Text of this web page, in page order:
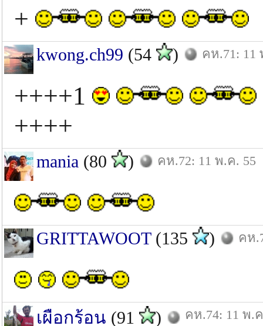
+
kwong.ch99 (54 ) คห.71: 11
++++1
++++
mania (80 ) คห.72: 11 พ.ค. 55
GRITTAWOOT(135 ) คห
เผือกร้อน (91 ) คห.74: 11 พ.